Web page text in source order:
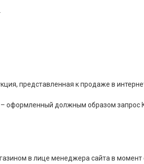
представленная к продаже в
оформленный должным образом запрос
в лице менеджера сайта в